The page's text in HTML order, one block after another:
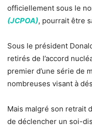
officiellement sous le
(JCPOA), pourrait être
Sous le président
retirés de l’accord
premier d’une série de
nombreuses visant à
Mais malgré son retrait
de déclencher un soi-